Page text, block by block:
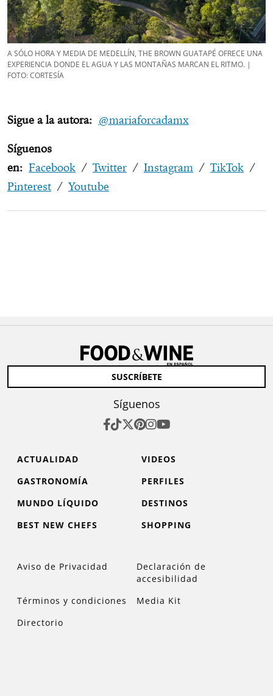
A SÓLO HORA Y MEDIA DE MEDELLÍN, THE BROWN GUATAPÉ OFRECE UNA
EXPERIENCIA DONDE EL AGUA Y LAS MONTAÑAS MARCAN EL RITMO. |
FOTO: CORTESÍA
Sigue a la autora: @mariaforcadamx
Síguenos
en: Facebook / Twitter / Instagram / TikTok /
Pinterest / Youtube
SUSCRÍBETE
Síguenos
ACTUALIDAD
VIDEOS
GASTRONOMÍA
PERFILES
MUNDO LÍQUIDO
DESTINOS
BEST NEW CHEFS
SHOPPING
Aviso de Privacidad
Declaración de
accesibilidad
Términos y condiciones
Media Kit
Directorio